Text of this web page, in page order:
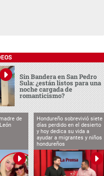
Sin Bandera en San Pedro
Sula: ¿están listos para una
noche cargada de
romanticismo?
de
Hondureño sobrevivió siete
días perdido en el desierto
y hoy dedica su vida a
ayudar a migrantes y niños
hondureños